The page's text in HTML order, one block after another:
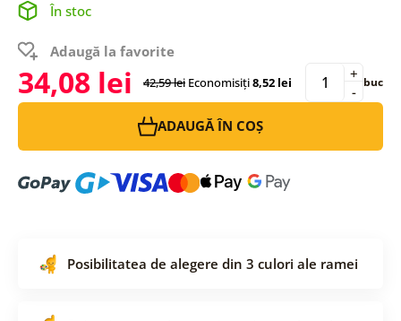
În stoc
Adaugă la favorite
34,08 lei 42,59 lei Economisiți8,52 lei -
+ buc
ADAUGĂ ÎN COȘ
Posibilitatea de alegere din 3 culori ale ramei